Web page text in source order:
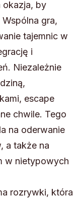
okazja, by
gra,
tajemnic w
i
Niezależnie
escape
chwile. Tego
na oderwanie
a także na
w nietypowych
rozrywki, która